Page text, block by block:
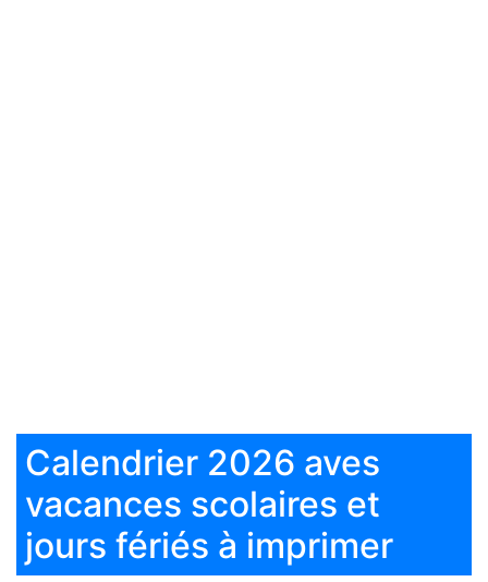
Calendrier 2026 aves
vacances scolaires et
jours fériés à imprimer